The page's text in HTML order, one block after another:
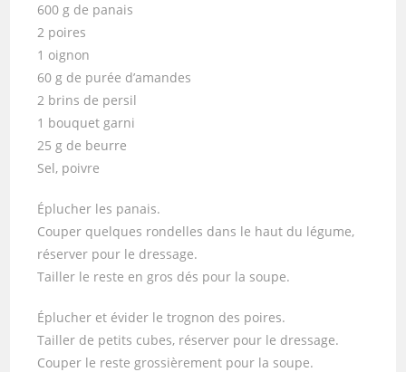
600 g de panais
2 poires
1 oignon
60 g de purée d’amandes
2 brins de persil
1 bouquet garni
25 g de beurre
Sel, poivre
Éplucher les panais.
Couper quelques rondelles dans le haut du légume,
réserver pour le dressage.
Tailler le reste en gros dés pour la soupe.
Éplucher et évider le trognon des poires.
Tailler de petits cubes, réserver pour le dressage.
Couper le reste grossièrement pour la soupe.